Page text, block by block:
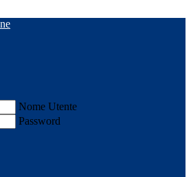
Nome Utente
Password